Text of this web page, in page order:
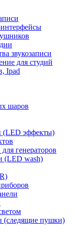
звукозаписи
для студий
Ipad
шаров
(LED эффекты)
генераторов
(LED wash)
(следящие пушки)